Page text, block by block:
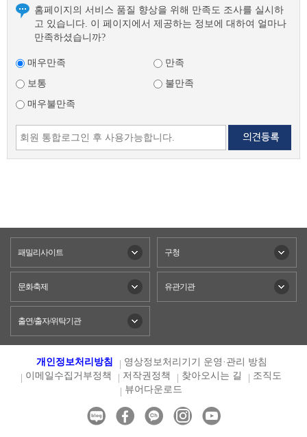
홈페이지의 서비스 품질 향상을 위해 만족도 조사를 실시하
고 있습니다. 이 페이지에서 제공하는 정보에 대하여 얼마나
만족하셨습니까?
매우만족
만족
보통
불만족
매우불만족
패밀리사이트 구청
문화축제 유관기관
출연/출자/위탁기관
개인정보처리방침
영상정보처리기기 운영·관리 방침
이메일수집거부정책
저작권정책 찾아오시는 길
조직도
뷰어다운로드